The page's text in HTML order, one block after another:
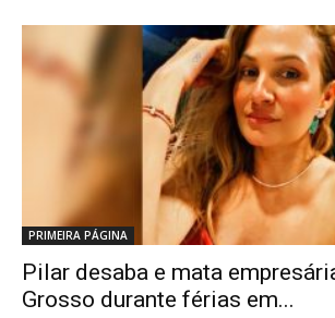
PRIMEIRA PÁGINA
Pilar desaba e mata
Grosso durante férias em...